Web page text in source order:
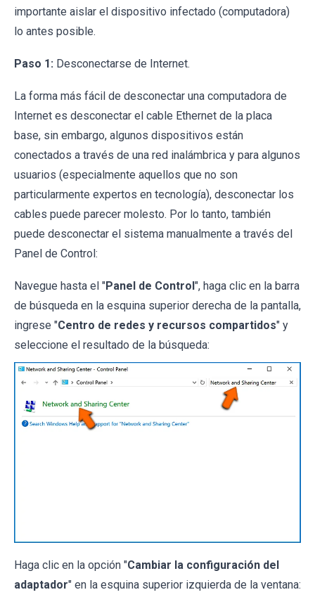
importante aislar el dispositivo infectado (computadora)
lo antes posible.
Paso 1: Desconectarse de Internet.
La forma más fácil de desconectar una computadora de
Internet es desconectar el cable Ethernet de la placa
base, sin embargo, algunos dispositivos están
conectados a través de una red inalámbrica y para algunos
usuarios (especialmente aquellos que no son
particularmente expertos en tecnología), desconectar los
cables puede parecer molesto. Por lo tanto, también
puede desconectar el sistema manualmente a través del
Panel de Control:
Navegue hasta el "Panel de Control ", haga clic en la barra
de búsqueda en la esquina superior derecha de la pantalla,
ingrese "Centro de redes y recursos compartidos" y
seleccione el resultado de la búsqueda:
Haga clic en la opción "Cambiar la configuración del
adaptador" en la esquina superior izquierda de la ventana: